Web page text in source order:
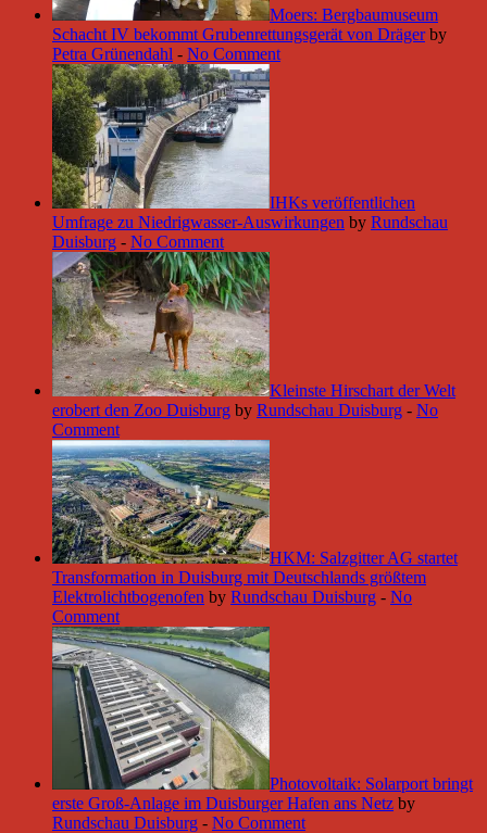
Moers: Bergbaumuseum
Schacht IV bekommt Grubenrettungsgerät von Dräger by
Petra Grünendahl - No Comment
IHKs veröffentlichen
Umfrage zu Niedrigwasser-Auswirkungen by Rundschau
Duisburg - No Comment
Kleinste Hirschart der Welt
erobert den Zoo Duisburg by Rundschau Duisburg - No
Comment
HKM: Salzgitter AG startet
Transformation in Duisburg mit Deutschlands größtem
Elektrolichtbogenofen by Rundschau Duisburg - No
Comment
Photovoltaik: Solarport bringt
erste Groß-Anlage im Duisburger Hafen ans Netz by
Rundschau Duisburg - No Comment